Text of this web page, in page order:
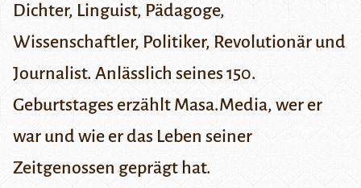
Dichter, Linguist, Pädagoge,
Wissenschaftler, Politiker, Revolutionär und
Journalist. Anlässlich seines 150.
Geburtstages erzählt Masa.Media, wer er
war und wie er das Leben seiner
Zeitgenossen geprägt hat.